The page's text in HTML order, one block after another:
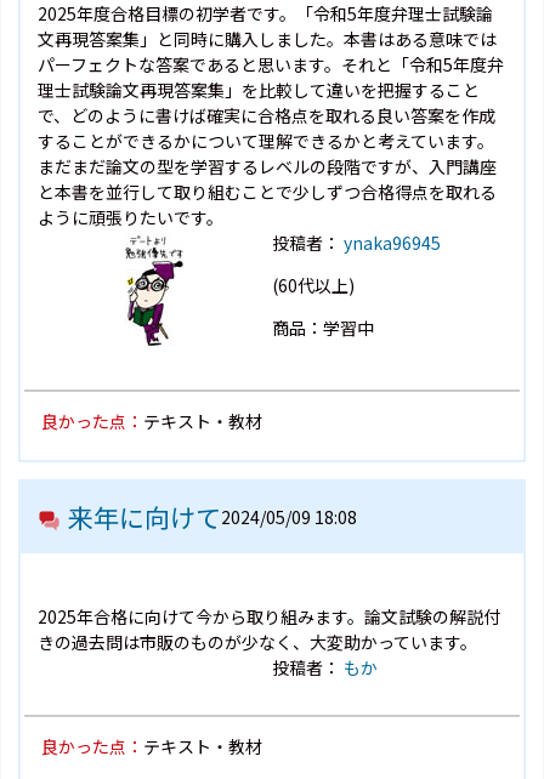
2025年度合格目標の初学者です。「令和5年度弁理士試験論
文再現答案集」と同時に購入しました。本書はある意味では
パーフェクトな答案であると思います。それと「令和5年度弁
理士試験論文再現答案集」を比較して違いを把握すること
で、どのように書けば確実に合格点を取れる良い答案を作成
することができるかについて理解できるかと考えています。
まだまだ論文の型を学習するレベルの段階ですが、入門講座
と本書を並行して取り組むことで少しずつ合格得点を取れる
ように頑張りたいです。
投稿者： ynaka96945
(60代以上)
商品：学習中
良かった点： テキスト・教材
来年に向けて2024/05/09 18:08
2025年合格に向けて今から取り組みます。論文試験の解説付
きの過去問は市販のものが少なく、大変助かっています。
投稿者： もか
良かった点： テキスト・教材